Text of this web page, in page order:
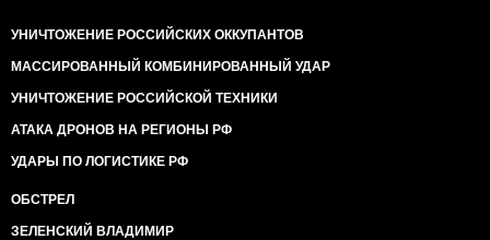
УНИЧТОЖЕНИЕ РОССИЙСКИХ ОККУПАНТОВ
МАССИРОВАННЫЙ КОМБИНИРОВАННЫЙ УДАР
УНИЧТОЖЕНИЕ РОССИЙСКОЙ ТЕХНИКИ
АТАКА ДРОНОВ НА РЕГИОНЫ РФ
УДАРЫ ПО ЛОГИСТИКЕ РФ
ОБСТРЕЛ
ЗЕЛЕНСКИЙ ВЛАДИМИР